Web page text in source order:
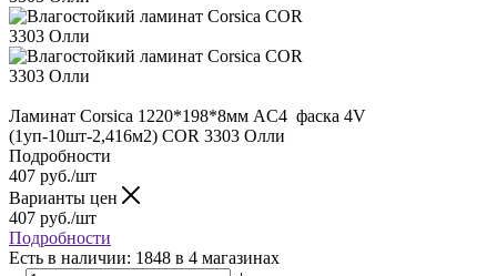
Ламинат Corsica 1220*198*8мм AC4 фаска 4V
(1уп-10шт-2,416м2) COR 3303 Олли
Подробности
407 руб./шт
Варианты цен
407 руб./шт
Подробности
Есть в наличии: 1848 в 4 магазинах